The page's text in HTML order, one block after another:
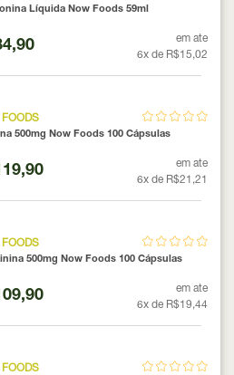
Líquida Now Foods 59ml
em ate
6x de R$15,02
FOODS
500mg Now Foods 100 Cápsulas
em ate
6x de R$21,21
FOODS
500mg Now Foods 100 Cápsulas
em ate
6x de R$19,44
FOODS